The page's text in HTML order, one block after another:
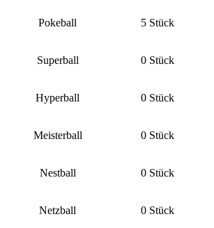
Pokeball 5 Stück
Superball 0 Stück
Hyperball 0 Stück
Meisterball 0 Stück
Nestball 0 Stück
Netzball 0 Stück